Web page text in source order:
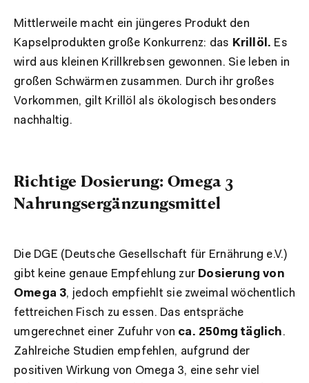
Mittlerweile macht ein jüngeres Produkt den
Kapselprodukten große Konkurrenz: das Krillöl. Es
wird aus kleinen Krillkrebsen gewonnen. Sie leben in
großen Schwärmen zusammen. Durch ihr großes
Vorkommen, gilt Krillöl als ökologisch besonders
nachhaltig.
Richtige Dosierung: Omega 3
Nahrungsergänzungsmittel
Die DGE (Deutsche Gesellschaft für Ernährung e.V.)
gibt keine genaue Empfehlung zur Dosierung von
Omega 3, jedoch empfiehlt sie zweimal wöchentlich
fettreichen Fisch zu essen. Das entspräche
umgerechnet einer Zufuhr von ca. 250mg täglich.
Zahlreiche Studien empfehlen, aufgrund der
positiven Wirkung von Omega 3, eine sehr viel